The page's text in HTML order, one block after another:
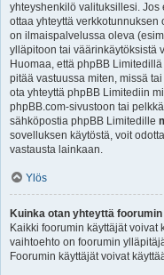
yhteyshenkilö valituksillesi. Jos
ottaa yhteyttä verkkotunnuksen
on ilmaispalvelussa oleva
ylläpitoon tai väärinkäytöksistä
Huomaa, että phpBB Limitedillä
pitää vastuussa miten, missä
ota yhteyttä phpBB Limitediin
phpBB.com-sivustoon tai
sähköpostia phpBB Limitedille
sovelluksen käytöstä, voit
vastausta lainkaan.
Ylös
Kuinka otan yhteyttä
Kaikki foorumin käyttäjät voivat
vaihtoehto on foorumin
Foorumin käyttäjät voivat